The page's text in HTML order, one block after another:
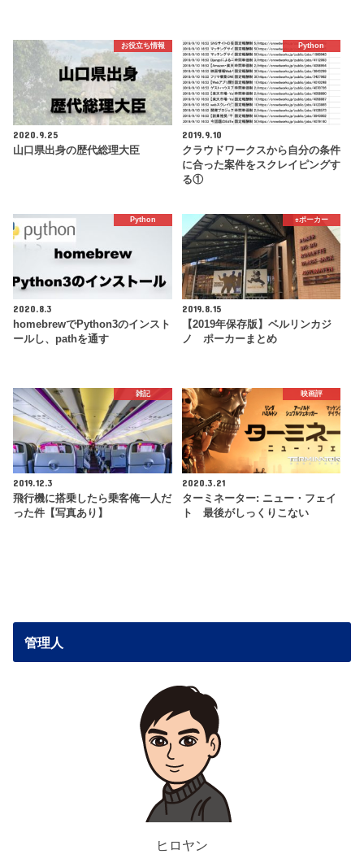
お役立ち情報
2020.9.25
山口県出身の歴代総理大臣
Python
2019.9.10
クラウドワークスから自分の条件
に合った案件をスクレイピングす
る①
Python
2020.8.3
homebrewでPython3のインスト
ールし、pathを通す
♠️ポーカー
2019.8.15
【2019年保存版】ベルリンカジ
ノ ポーカーまとめ
雑記
2019.12.3
飛行機に搭乗したら乗客俺一人だ
った件【写真あり】
映画評
2020.3.21
ターミネーター: ニュー・フェイ
ト 最後がしっくりこない
管理人
ヒロヤン